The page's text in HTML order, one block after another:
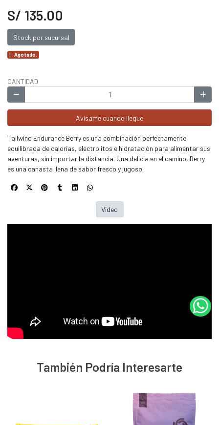
S/ 135.00
Stock por sucursal
Agotado.
CANTIDAD
Avísame cuando llegue
Tailwind Endurance Berry es una combinación perfectamente
equilibrada de calorías, electrolitos e hidratación para alimentar sus
aventuras, sin importar la distancia. Una delicia en el camino, Berry
es una canasta llena de sabor fresco y jugoso.
Video
También Podría Interesarte